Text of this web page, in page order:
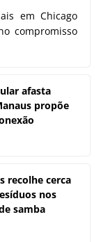
em Chicago
compromisso
afasta
propõe
recolhe cerca
nos
samba